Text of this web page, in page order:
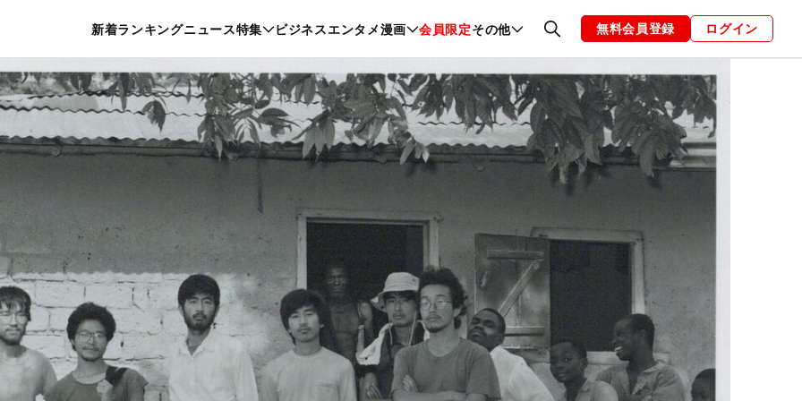
新着ランキングニュース特集 ビジネスエンタメ漫画 会員限定その他
暮らし スポーツ ヘルスケア 美容 グルメ ファッション 恋愛・結婚 編集部 お知らせ
無料会員登録 ログイン